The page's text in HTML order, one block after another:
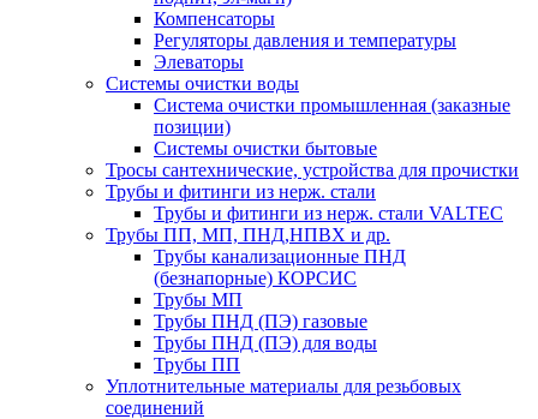
Компенсаторы
Регуляторы давления и температуры
Элеваторы
Системы очистки воды
Система очистки промышленная (заказные
позиции)
Системы очистки бытовые
Тросы сантехнические, устройства для прочистки
Трубы и фитинги из нерж. стали
Трубы и фитинги из нерж. стали VALTEC
Трубы ПП, МП, ПНД,НПВХ и др.
Трубы канализационные ПНД
(безнапорные) КОРСИС
Трубы МП
Трубы ПНД (ПЭ) газовые
Трубы ПНД (ПЭ) для воды
Трубы ПП
Уплотнительные материалы для резьбовых
соединений